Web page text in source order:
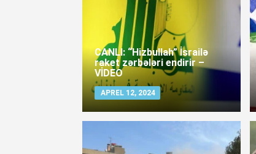
CANLI: “Hizbullah” İsrailə
raket zərbələri endirir –
VİDEO
APREL 12, 2024